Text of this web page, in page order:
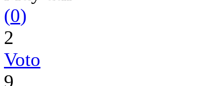
(0)
2
Voto
9